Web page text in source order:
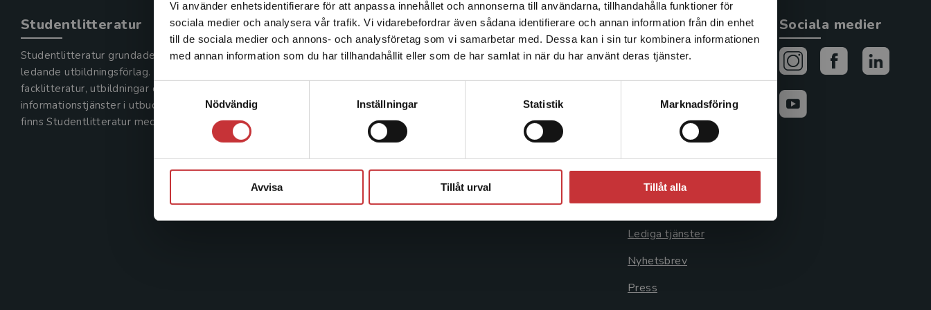
Vi använder enhetsidentifierare för att anpassa innehållet och annonserna till användarna, tillhandahålla funktioner för
sociala medier och analysera vår trafik. Vi vidarebefordrar även sådana identifierare och annan information från din enhet
till de sociala medier och annons- och analysföretag som vi samarbetar med. Dessa kan i sin tur kombinera informationen
med annan information som du har tillhandahållit eller som de har samlat in när du har använt deras tjänster.
Samtyckesval
Nödvändig
Inställningar Statistik Marknadsföring
Avvisa Tillåt urval Tillåt alla
Det verkar som att du besöker studentlitteratur.se via en
enhet utanför Sverige. Vi erbjuder inte leveranser utanför
Sverige. För att kunna slutföra ett köp måste
leveransadressen vara i Sverige.Läs mer
Studentlitteratur
Studentlitteratur grundades 1963 och är idag Sveriges
ledande utbildningsförlag. Med läromedel, kurslitteratur,
facklitteratur, utbildningar och digitala
informationstjänster i utbudet,
finns Studentlitteratur med längs hela kunskapsresan.
Kontakta oss
Kontakta oss
046-31 20 00
Postadress:
Box 141
221 00 Lund
Besöksadress:
226 60 Lund
Kundservice
Kontakta kundservice
046-31 21 00
Frågor och svar
Köpvillkor
Systemkrav
Allmänna länkar
Om oss
Avtal och rättigheter
Cookies
Cookieinställningar
GDPR och
personuppgifter
Jobba hos oss
Lediga tjänster
Nyhetsbrev
Press
Sociala medier